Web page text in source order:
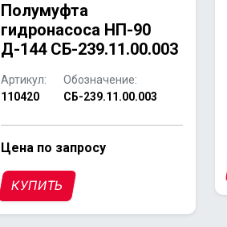
Полумуфта
гидронасоса НП-90
Д-144 СБ-239.11.00.003
Артикул:
110420
Обозначение:
СБ-239.11.00.003
Цена по запросу
КУПИТЬ